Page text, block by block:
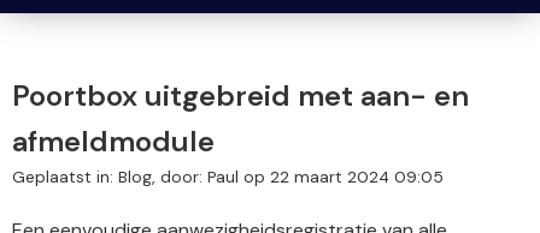
Poortbox uitgebreid met aan- en
afmeldmodule
Geplaatst in: Blog, door: Paul op 22 maart 2024 09:05